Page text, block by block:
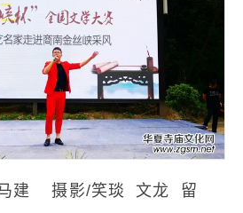
马建 摄影/笑琰 文龙 留